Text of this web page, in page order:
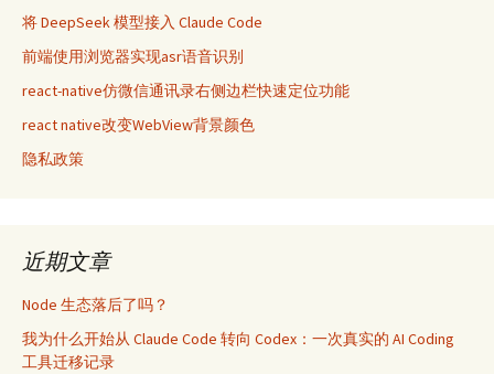
将 DeepSeek 模型接入 Claude Code
前端使用浏览器实现asr语音识别
react-native仿微信通讯录右侧边栏快速定位功能
react native改变WebView背景颜色
隐私政策
近期文章
Node 生态落后了吗？
我为什么开始从 Claude Code 转向 Codex：一次真实的 AI Coding
工具迁移记录